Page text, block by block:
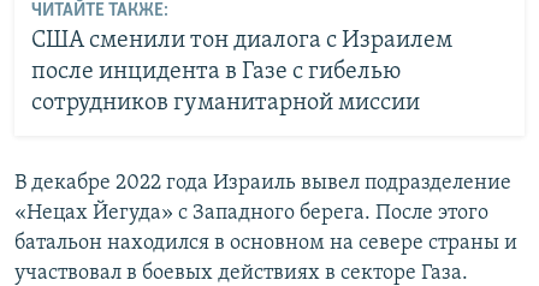
ЧИТАЙТЕ ТАКЖЕ:
США сменили тон диалога с Израилем
после инцидента в Газе с гибелью
сотрудников гуманитарной миссии
В декабре 2022 года Израиль вывел подразделение
«Нецах Йегуда» с Западного берега. После этого
батальон находился в основном на севере страны и
участвовал в боевых действиях в секторе Газа.